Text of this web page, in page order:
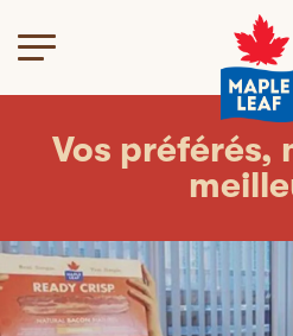
Vos préférés,